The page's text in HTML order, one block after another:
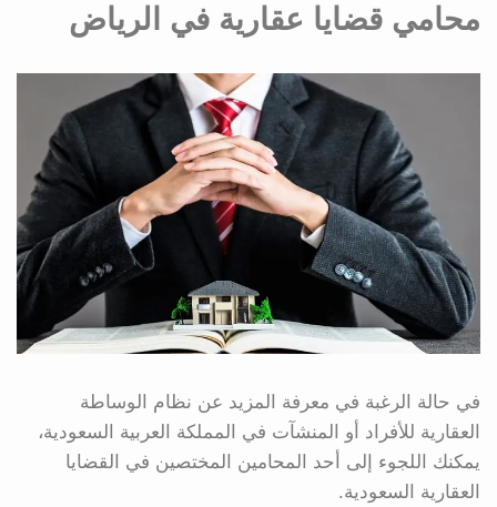
محامي قضايا عقارية في الرياض
في حالة الرغبة في معرفة المزيد عن نظام الوساطة
العقارية للأفراد أو المنشآت في المملكة العربية السعودية،
يمكنك اللجوء إلى أحد المحامين المختصين في القضايا
العقارية السعودية.